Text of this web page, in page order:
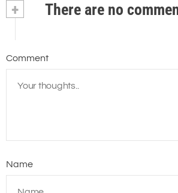
+ There are no
Comment
Name